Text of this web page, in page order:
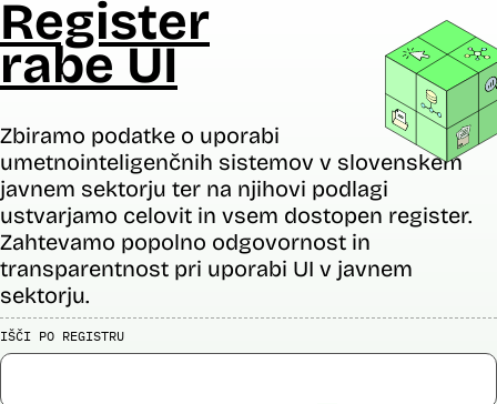
Register
rabe UI
Zbiramo podatke o uporabi
umetnointeligenčnih sistemov v slovenskem
javnem sektorju ter na njihovi podlagi
ustvarjamo celovit in vsem dostopen register.
Zahtevamo popolno odgovornost in
transparentnost pri uporabi UI v javnem
sektorju.
IŠČI PO REGISTRU